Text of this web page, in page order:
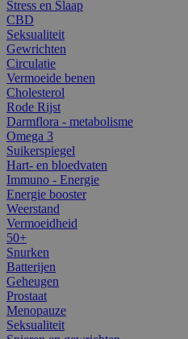
Stress en Slaap
CBD
Seksualiteit
Gewrichten
Circulatie
Vermoeide benen
Cholesterol
Rode Rijst
Darmflora - metabolisme
Omega 3
Suikerspiegel
Hart- en bloedvaten
Immuno - Energie
Energie booster
Weerstand
Vermoeidheid
50+
Snurken
Batterijen
Geheugen
Prostaat
Menopauze
Seksualiteit